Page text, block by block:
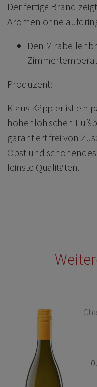
Der fertige Brand
Aromen ohne
Den
Produzent:
Klaus Käppler ist ein
hohenlohischen
garantiert frei von
Obst und
feinste Qualitäten.